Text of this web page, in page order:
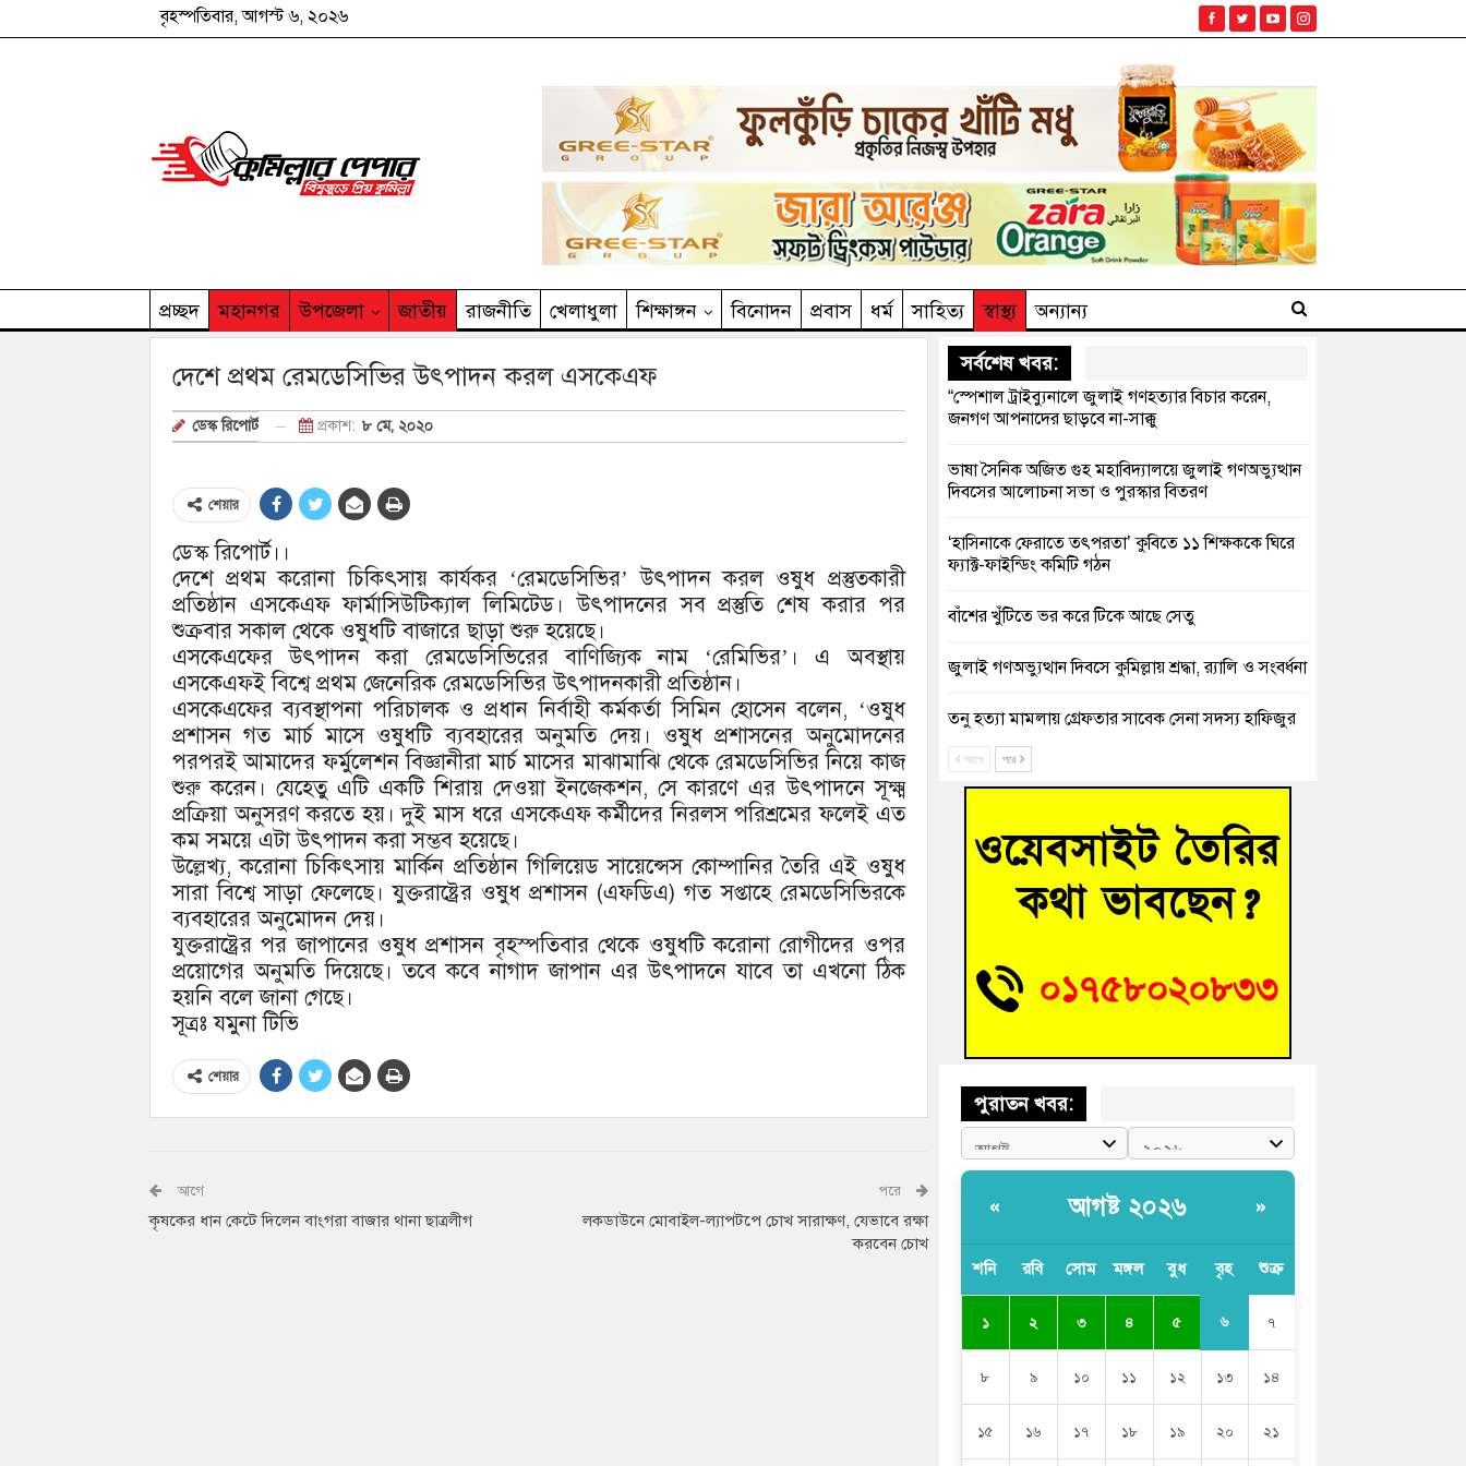
বৃহস্পতিবার, আগস্ট ৬, ২০২৬
প্রচ্ছদ মহানগর উপজেলা জাতীয় রাজনীতি খেলাধুলা শিক্ষাঙ্গন বিনোদন প্রবাস ধর্ম সাহিত‌্য স্বাস্থ্য
অন্যান্য
দেশে প্রথম রেমডেসিভির উৎপাদন করল এসকেএফ
ডেস্ক রিপোর্ট প্রকাশ: ৮ মে, ২০২০
শেয়ার
ডেস্ক রিপোর্ট।।
দেশে প্রথম করোনা চিকিৎসায় কার্যকর ‘রেমডেসিভির’ উৎপাদন করল ওষুধ প্রস্তুতকারী
প্রতিষ্ঠান এসকেএফ ফার্মাসিউটিক্যাল লিমিটেড। উৎপাদনের সব প্রস্তুতি শেষ করার পর
শুক্রবার সকাল থেকে ওষুধটি বাজারে ছাড়া শুরু হয়েছে।
এসকেএফের উৎপাদন করা রেমডেসিভিরের বাণিজ্যিক নাম ‘রেমিভির’। এ অবস্থায়
এসকেএফই বিশ্বে প্রথম জেনেরিক রেমডেসিভির উৎপাদনকারী প্রতিষ্ঠান।
এসকেএফের ব্যবস্থাপনা পরিচালক ও প্রধান নির্বাহী কর্মকর্তা সিমিন হোসেন বলেন, ‘ওষুধ
প্রশাসন গত মার্চ মাসে ওষুধটি ব্যবহারের অনুমতি দেয়। ওষুধ প্রশাসনের অনুমোদনের
পরপরই আমাদের ফর্মুলেশন বিজ্ঞানীরা মার্চ মাসের মাঝামাঝি থেকে রেমডেসিভির নিয়ে কাজ
শুরু করেন। যেহেতু এটি একটি শিরায় দেওয়া ইনজেকশন, সে কারণে এর উৎপাদনে সূক্ষ্ম
প্রক্রিয়া অনুসরণ করতে হয়। দুই মাস ধরে এসকেএফ কর্মীদের নিরলস পরিশ্রমের ফলেই এত
কম সময়ে এটা উৎপাদন করা সম্ভব হয়েছে।
উল্লেখ্য, করোনা চিকিৎসায় মার্কিন প্রতিষ্ঠান গিলিয়েড সায়েন্সেস কোম্পানির তৈরি এই ওষুধ
সারা বিশ্বে সাড়া ফেলেছে। যুক্তরাষ্ট্রের ওষুধ প্রশাসন (এফডিএ) গত সপ্তাহে রেমডেসিভিরকে
ব্যবহারের অনুমোদন দেয়।
যুক্তরাষ্ট্রের পর জাপানের ওষুধ প্রশাসন বৃহস্পতিবার থেকে ওষুধটি করোনা রোগীদের ওপর
প্রয়োগের অনুমতি দিয়েছে। তবে কবে নাগাদ জাপান এর উৎপাদনে যাবে তা এখনো ঠিক
হয়নি বলে জানা গেছে।
সূত্রঃ যমুনা টিভি
শেয়ার
আগে
কৃষকের ধান কেটে দিলেন বাংগরা বাজার থানা ছাত্রলীগ
পরে
লকডাউনে মোবাইল-ল্যাপটপে চোখ সারাক্ষণ, যেভাবে রক্ষা
করবেন চোখ
সর্বশেষ খবর:
“স্পেশাল ট্রাইব্যুনালে জুলাই গণহত্যার বিচার করেন,
জনগণ আপনাদের ছাড়বে না-সাক্কু
ভাষা সৈনিক অজিত গুহ মহাবিদ্যালয়ে জুলাই গণঅভ্যুত্থান
দিবসের আলোচনা সভা ও পুরস্কার বিতরণ
‘হাসিনাকে ফেরাতে তৎপরতা’ কুবিতে ১১ শিক্ষককে ঘিরে
ফ্যাক্ট-ফাইন্ডিং কমিটি গঠন
বাঁশের খুঁটিতে ভর করে টিকে আছে সেতু
জুলাই গণঅভ্যুত্থান দিবসে কুমিল্লায় শ্রদ্ধা, র‍্যালি ও সংবর্ধনা
তনু হত্যা মামলায় গ্রেফতার সাবেক সেনা সদস্য হাফিজুর
রহমান হাইকোর্টের জামিনে মুক্ত
আহত শিক্ষার্থীদের দেখতে গিয়ে মেডিকেলের ক্যান্টিনে
হোমনায় বিধবা নারীর জমি দখল ও জীবননাশের হুমকির
উদ্যোগ; ৯ সদস্যের কমিটি গঠন
বুড়িচংয়ে জুলাই গণঅভ্যুত্থান দিবস উদযাপন উপলক্ষে
আগে পরে
পুরাতন খবর:
« আগষ্ট ২০২৬ »
শনি রবি সোম মঙ্গল বুধ বৃহ শুক্র
১ ২ ৩ ৪ ৫ ৬ ৭
৮ ৯ ১০ ১১ ১২ ১৩ ১৪
১৫ ১৬ ১৭ ১৮ ১৯ ২০ ২১